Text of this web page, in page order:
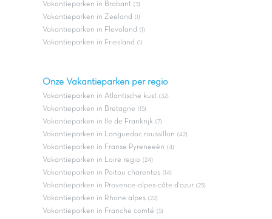
Vakantieparken in Brabant (3)
Vakantieparken in Zeeland (1)
Vakantieparken in Flevoland (1)
Vakantieparken in Friesland (1)
Onze Vakantieparken per regio
Vakantieparken in Atlantische kust (32)
Vakantieparken in Bretagne (15)
Vakantieparken in Ile de Frankrijk (7)
Vakantieparken in Languedoc roussillon (42)
Vakantieparken in Franse Pyreneeën (4)
Vakantieparken in Loire regio (24)
Vakantieparken in Poitou charentes (14)
Vakantieparken in Provence-alpes-côte d'azur (25)
Vakantieparken in Rhone alpes (22)
Vakantieparken in Franche comté (5)